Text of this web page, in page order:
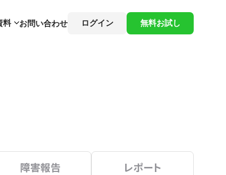
料 お問い合わせ ログイン 無料お試し
障害報告 レポート